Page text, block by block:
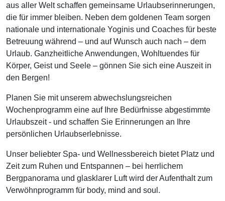
aus aller Welt schaffen gemeinsame Urlaubserinnerungen,
die für immer bleiben. Neben dem goldenen Team sorgen
nationale und internationale Yoginis und Coaches für beste
Betreuung während – und auf Wunsch auch nach – dem
Urlaub. Ganzheitliche Anwendungen, Wohltuendes für
Körper, Geist und Seele – gönnen Sie sich eine Auszeit in
den Bergen!
Planen Sie mit unserem abwechslungsreichen
Wochenprogramm eine auf Ihre Bedürfnisse abgestimmte
Urlaubszeit - und schaffen Sie Erinnerungen an Ihre
persönlichen Urlaubserlebnisse.
Unser beliebter Spa- und Wellnessbereich bietet Platz und
Zeit zum Ruhen und Entspannen – bei herrlichem
Bergpanorama und glasklarer Luft wird der Aufenthalt zum
Verwöhnprogramm für body, mind and soul.